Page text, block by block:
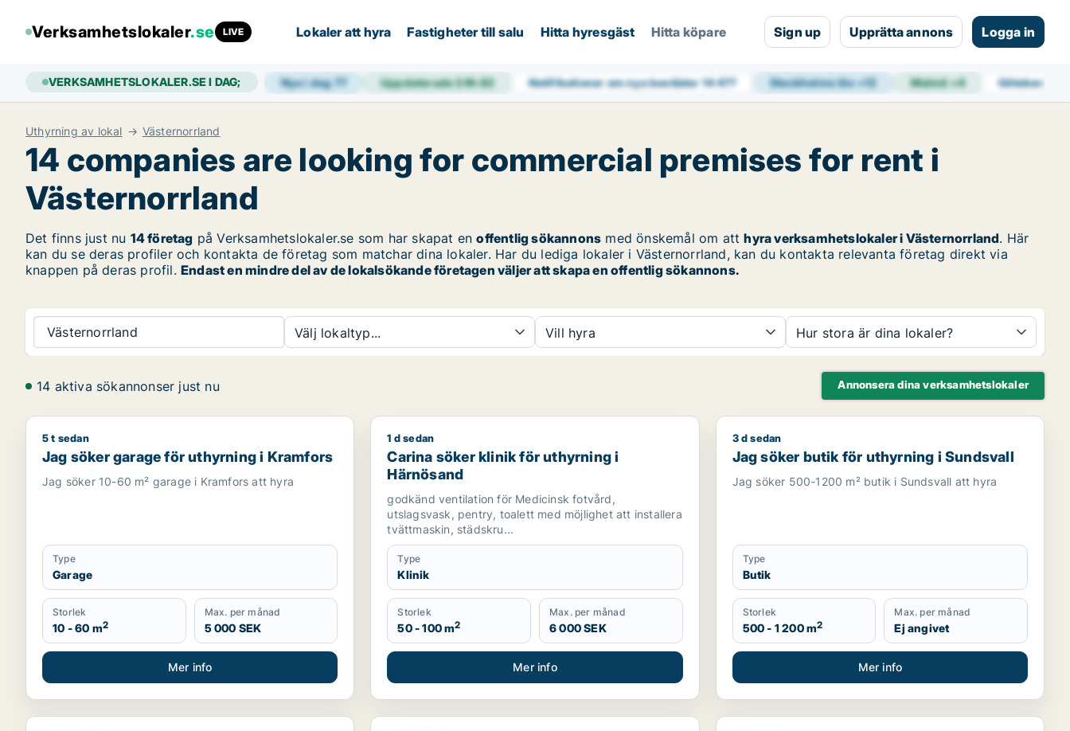
Verksamhetslokaler.se LIVE Lokaler att hyra Fastigheter till salu Hitta hyresgäst Hitta köpare Sign up Upprätta annons Logga in
VERKSAMHETSLOKALER.SE I DAG; Nya i dag 77 Uppdaterade 24h82 Notifikationer om nya bostäder14 477 Stockholms län+12 Malmö+4 Göteborg
Uthyrning av lokal Västernorrland
14 companies are looking for commercial premises for rent i
Västernorrland
Det finns just nu 14 företag på Verksamhetslokaler.se som har skapat enoffentlig sökannons med önskemål om atthyra verksamhetslokaler i Västernorrland. Här
kan du se deras profiler och kontakta de företag som matchar dina lokaler. Har du lediga lokaler i Västernorrland, kan du kontakta relevanta företag direkt via
knappen på deras profil. Endast en mindre del av de lokalsökande företagen väljer att skapa en offentlig sökannons.
Västernorrland Välj lokaltyp... Vill hyra Hur stora är dina lokaler?
14 aktiva sökannonser just nu Annonsera dina verksamhetslokaler
Jag söker garage för uthyrning i Kramfors
5 t sedan
Jag söker garage för uthyrning i Kramfors
Jag söker 10-60 m² garage i Kramfors att hyra
Type
Garage
Storlek
10 - 60 m2
Max. per månad
5 000 SEK
Mer info
Carina söker klinik för uthyrning i Härnösand
1 d sedan
Carina söker klinik för uthyrning i
Härnösand
godkänd ventilation för Medicinsk fotvård,
utslagsvask, pentry, toalett med möjlighet att installera
tvättmaskin, städskru...
Type
Klinik
Storlek
50 - 100 m2
Max. per månad
6 000 SEK
Mer info
Jag söker butik för uthyrning i Sundsvall
3 d sedan
Jag söker butik för uthyrning i Sundsvall
Jag söker 500-1200 m² butik i Sundsvall att hyra
Type
Butik
Storlek
500 - 1 200 m2
Max. per månad
Ej angivet
Mer info